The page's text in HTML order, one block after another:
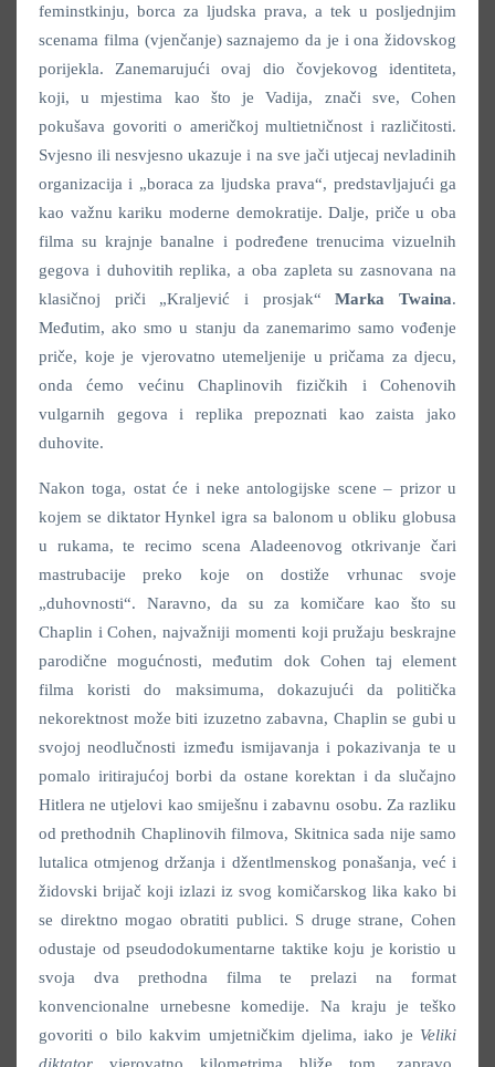
feminstkinju, borca za ljudska prava, a tek u posljednjim
scenama filma (vjenčanje) saznajemo da je i ona židovskog
porijekla. Zanemarujući ovaj dio čovjekovog identiteta,
koji, u mjestima kao što je Vadija, znači sve, Cohen
pokušava govoriti o američkoj multietničnost i različitosti.
Svjesno ili nesvjesno ukazuje i na sve jači utjecaj nevladinih
organizacija i „boraca za ljudska prava“, predstavljajući ga
kao važnu kariku moderne demokratije. Dalje, priče u oba
filma su krajnje banalne i podređene trenucima vizuelnih
gegova i duhovitih replika, a oba zapleta su zasnovana na
klasičnoj priči „Kraljević i prosjak“Marka Twaina.
Međutim, ako smo u stanju da zanemarimo samo vođenje
priče, koje je vjerovatno utemeljenije u pričama za djecu,
onda ćemo većinu Chaplinovih fizičkih i Cohenovih
vulgarnih gegova i replika prepoznati kao zaista jako
duhovite.
Nakon toga, ostat će i neke antologijske scene – prizor u
kojem se diktator Hynkel igra sa balonom u obliku globusa
u rukama, te recimo scena Aladeenovog otkrivanje čari
mastrubacije preko koje on dostiže vrhunac svoje
„duhovnosti“. Naravno, da su za komičare kao što su
Chaplin i Cohen, najvažniji momenti koji pružaju beskrajne
parodične mogućnosti, međutim dok Cohen taj element
filma koristi do maksimuma, dokazujući da politička
nekorektnost može biti izuzetno zabavna, Chaplin se gubi u
svojoj neodlučnosti između ismijavanja i pokazivanja te u
pomalo iritirajućoj borbi da ostane korektan i da slučajno
Hitlera ne utjelovi kao smiješnu i zabavnu osobu. Za razliku
od prethodnih Chaplinovih filmova, Skitnica sada nije samo
lutalica otmjenog držanja i džentlmenskog ponašanja, već i
židovski brijač koji izlazi iz svog komičarskog lika kako bi
se direktno mogao obratiti publici. S druge strane, Cohen
odustaje od pseudodokumentarne taktike koju je koristio u
svoja dva prethodna filma te prelazi na format
konvencionalne urnebesne komedije. Na kraju je teško
govoriti o bilo kakvim umjetničkim djelima, iako je Veliki
diktator vjerovatno kilometrima bliže tom, zapravo,